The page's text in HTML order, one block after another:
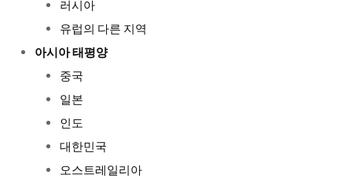
러시아
유럽의 다른 지역
아시아 태평양
중국
일본
인도
대한민국
오스트레일리아